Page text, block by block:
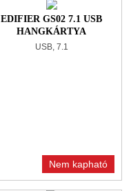
EDIFIER GS02 7.1 USB
HANGKÁRTYA
USB, 7.1
Nem kapható